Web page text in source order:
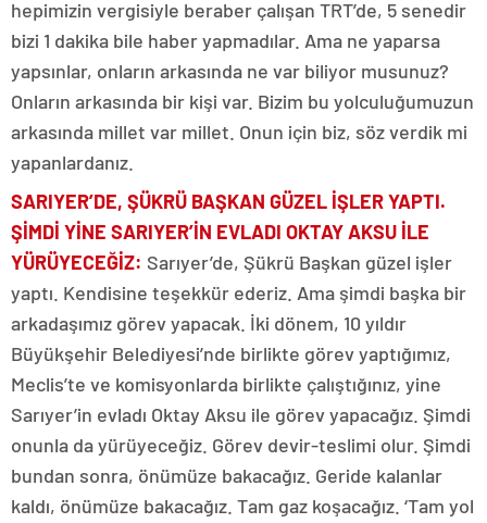
hepimizin vergisiyle beraber çalışan TRT’de, 5 senedir
bizi 1 dakika bile haber yapmadılar. Ama ne yaparsa
yapsınlar, onların arkasında ne var biliyor musunuz?
Onların arkasında bir kişi var. Bizim bu yolculuğumuzun
arkasında millet var millet. Onun için biz, söz verdik mi
yapanlardanız.
SARIYER’DE, ŞÜKRÜ BAŞKAN GÜZEL İŞLER YAPTI.
ŞİMDİ YİNE SARIYER’İN EVLADI OKTAY AKSU İLE
YÜRÜYECEĞİZ: Sarıyer’de, Şükrü Başkan güzel işler
yaptı. Kendisine teşekkür ederiz. Ama şimdi başka bir
arkadaşımız görev yapacak. İki dönem, 10 yıldır
Büyükşehir Belediyesi’nde birlikte görev yaptığımız,
Meclis’te ve komisyonlarda birlikte çalıştığınız, yine
Sarıyer’in evladı Oktay Aksu ile görev yapacağız. Şimdi
onunla da yürüyeceğiz. Görev devir-teslimi olur. Şimdi
bundan sonra, önümüze bakacağız. Geride kalanlar
kaldı, önümüze bakacağız. Tam gaz koşacağız. ‘Tam yol